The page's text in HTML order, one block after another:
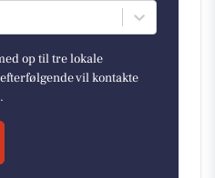
op til tre lokale
vil kontakte